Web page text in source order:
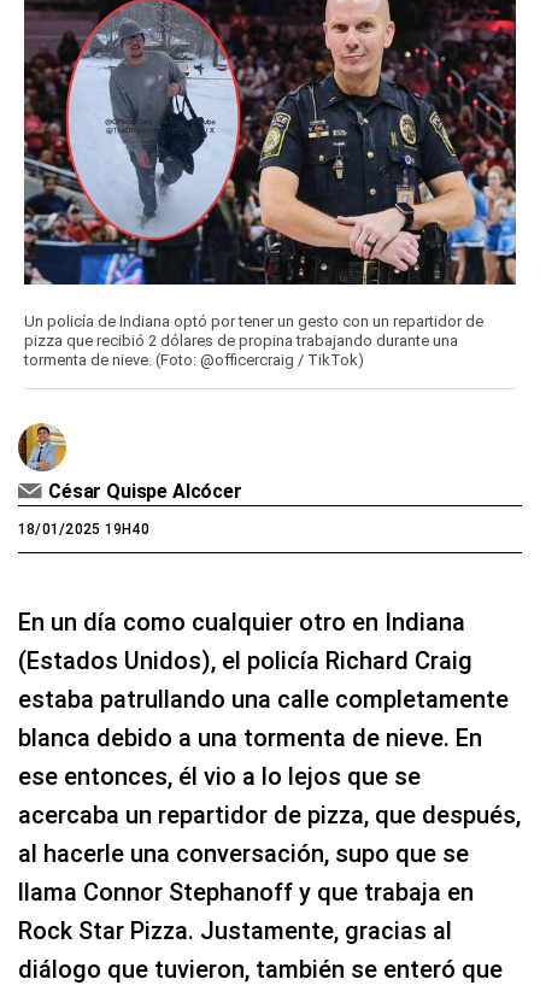
Un policía de Indiana optó por tener un gesto con un repartidor de
pizza que recibió 2 dólares de propina trabajando durante una
tormenta de nieve. (Foto: @officercraig / TikTok)
César Quispe Alcócer
18/01/2025 19H40
En un día como cualquier otro en Indiana
(Estados Unidos), el policía Richard Craig
estaba patrullando una calle completamente
blanca debido a una tormenta de nieve. En
ese entonces, él vio a lo lejos que se
acercaba un repartidor de pizza, que después,
al hacerle una conversación, supo que se
llama Connor Stephanoff y que trabaja en
Rock Star Pizza. Justamente, gracias al
diálogo que tuvieron, también se enteró que